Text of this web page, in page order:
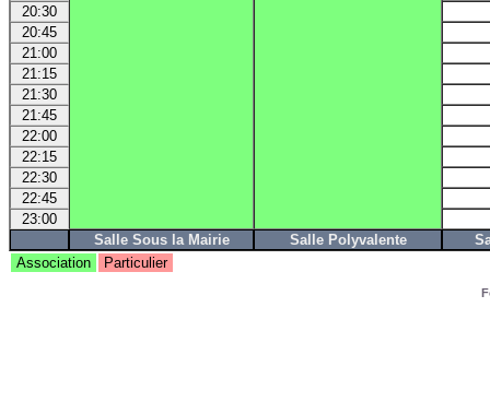
20:30
20:45
21:00
21:15
21:30
21:45
22:00
22:15
22:30
22:45
23:00
Salle Sous la Mairie
Salle Polyvalente
Association
Particulier